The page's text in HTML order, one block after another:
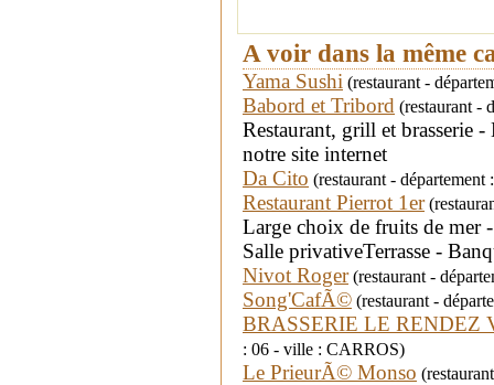
A voir dans la même
Yama Sushi (restaurant -
Babord et Tribord (restaurant -
Restaurant, grill et brasserie
notre site internet
Da Cito (restaurant -
Restaurant Pierrot 1er
Large choix de fruits de mer
Salle privativeTerrasse -
Nivot Roger(restaurant -
Song'CafÃ© (restaurant -
BRASSERIE LE RENDEZ
: 06 - ville : CARROS)
Le PrieurÃ© Monso